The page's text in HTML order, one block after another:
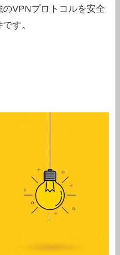
VPNプロトコルを安全
す。